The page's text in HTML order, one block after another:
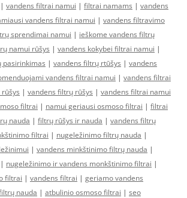
| vandens filtrai namui | filtrai namams | vandens
vandens filtrai namui | vandens filtravimo
sprendimai namui | ieškome vandens filtrų
namui rūšys | vandens kokybei filtrai namui |
pasirinkimas | vandens filtrų rtūšys | vandens
vandens filtrai namui | vandens filtrai
| vandens filtrų rūšys | vandens filtrai namui
filtrai | namui geriausi osmoso filtrai | filtrai
nauda | filtrų rūšys ir nauda | vandens filtrų
filtrai | nugeležinimo filtrų nauda |
| vandens minkštinimo filtrų nauda |
| nugeležinimo ir vandens monkštinimo filtrai |
filtrai | vandens filtrai | geriamo vandens
nauda | atbulinio osmoso filtrai | seo